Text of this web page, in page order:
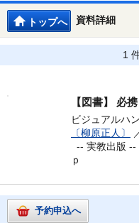
資料詳細
トップへ
1
【図書】 必
ビジュアルハ
〔柳原正人〕
-- 実教出版 --
ｐ
予約申込へ